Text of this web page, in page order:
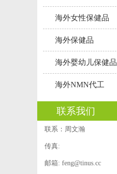
海外女性保健品
海外保健品
海外婴幼儿保健品
海外NMN代工
联系我们
联系：周文瀚
传真:
邮箱: feng@tinus.cc